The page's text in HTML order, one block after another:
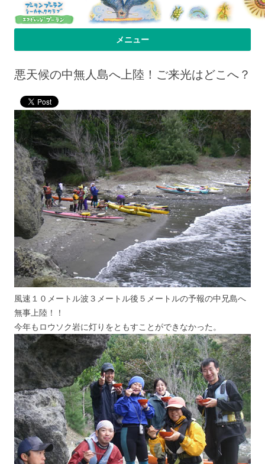
プーラン・プーラン｜小笠原父島 シ
ーカヤック 宿
小笠原父島のシーカヤックスクール＆ツアー「プーランプーランシーカ
ヤッククラブ」、森のコテージのお宿の「プーランビレッジ」のHPへよ
メニュー
悪天候の中無人島へ上陸！ご来光はどこへ？
風速１０メートル波３メートル後５メートルの予報の中兄島へ
無事上陸！！
今年もロウソク岩に灯りをともすことができなかった。